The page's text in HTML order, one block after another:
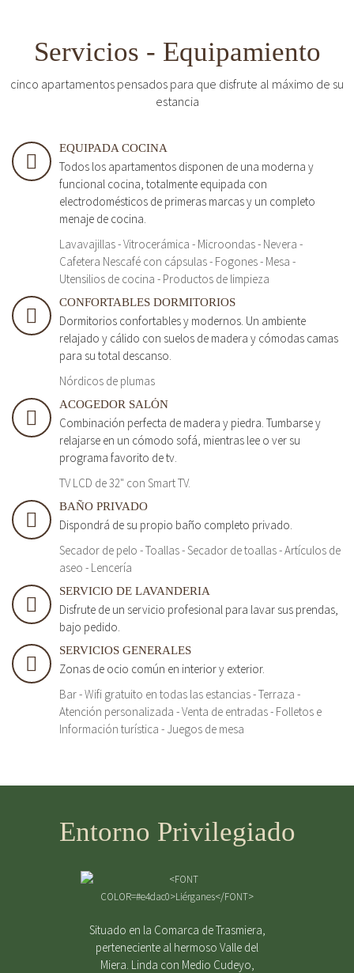
Servicios - Equipamiento
cinco apartamentos pensados para que disfrute al máximo de su
estancia
EQUIPADA COCINA
Todos los apartamentos disponen de una moderna y
funcional cocina, totalmente equipada con
electrodomésticos de primeras marcas y un completo
menaje de cocina.
Lavavajillas - Vitrocerámica - Microondas - Nevera -
Cafetera Nescafé con cápsulas - Fogones - Mesa -
Utensilios de cocina - Productos de limpieza
CONFORTABLES DORMITORIOS
Dormitorios confortables y modernos. Un ambiente
relajado y cálido con suelos de madera y cómodas camas
para su total descanso.
Nórdicos de plumas
ACOGEDOR SALÓN
Combinación perfecta de madera y piedra. Tumbarse y
relajarse en un cómodo sofá, mientras lee o ver su
programa favorito de tv.
TV LCD de 32" con Smart TV.
BAÑO PRIVADO
Dispondrá de su propio baño completo privado.
Secador de pelo - Toallas - Secador de toallas - Artículos de
aseo - Lencería
SERVICIO DE LAVANDERIA
Disfrute de un servicio profesional para lavar sus prendas,
bajo pedido.
SERVICIOS GENERALES
Zonas de ocio común en interior y exterior.
Bar - Wifi gratuito en todas las estancias - Terraza -
Atención personalizada - Venta de entradas - Folletos e
Información turística - Juegos de mesa
Entorno Privilegiado
Situado en la Comarca de Trasmiera,
perteneciente al hermoso Valle del
Miera. Linda con Medio Cudeyo,